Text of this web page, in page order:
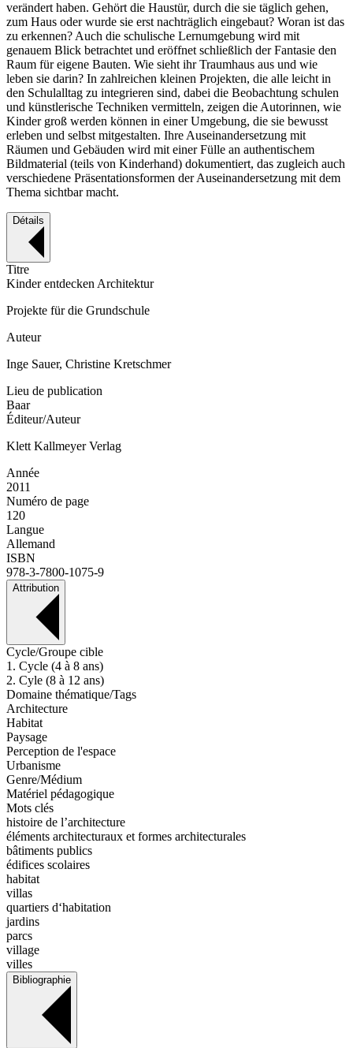
verändert haben. Gehört die Haustür, durch die sie täglich gehen,
zum Haus oder wurde sie erst nachträglich eingebaut? Woran ist das
zu erkennen? Auch die schulische Lernumgebung wird mit
genauem Blick betrachtet und eröffnet schließlich der Fantasie den
Raum für eigene Bauten. Wie sieht ihr Traumhaus aus und wie
leben sie darin? In zahlreichen kleinen Projekten, die alle leicht in
den Schulalltag zu integrieren sind, dabei die Beobachtung schulen
und künstlerische Techniken vermitteln, zeigen die Autorinnen, wie
Kinder groß werden können in einer Umgebung, die sie bewusst
erleben und selbst mitgestalten. Ihre Auseinandersetzung mit
Räumen und Gebäuden wird mit einer Fülle an authentischem
Bildmaterial (teils von Kinderhand) dokumentiert, das zugleich auch
verschiedene Präsentationsformen der Auseinandersetzung mit dem
Thema sichtbar macht.
Détails
Titre
Kinder entdecken Architektur
Projekte für die Grundschule
Auteur
Inge Sauer, Christine Kretschmer
Lieu de publication
Baar
Éditeur/Auteur
Klett Kallmeyer Verlag
Année
2011
Numéro de page
120
Langue
Allemand
ISBN
978-3-7800-1075-9
Attribution
Cycle/Groupe cible
1. Cycle (4 à 8 ans)
2. Cyle (8 à 12 ans)
Domaine thématique/Tags
Architecture
Habitat
Paysage
Perception de l'espace
Urbanisme
Genre/Médium
Matériel pédagogique
Mots clés
histoire de l’architecture
éléments architecturaux et formes architecturales
bâtiments publics
édifices scolaires
habitat
villas
quartiers d‘habitation
jardins
parcs
village
villes
Bibliographie